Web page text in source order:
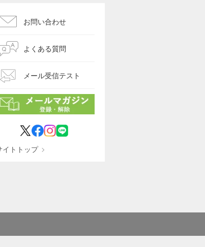
お問い合わせ
よくある質問
メール受信テスト
イトトップ